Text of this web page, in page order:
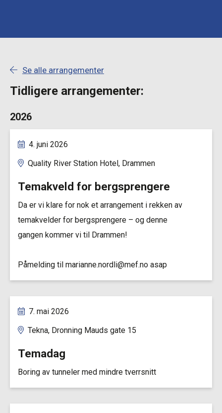
Se alle arrangementer
Tidligere arrangementer:
2026
4. juni 2026
Quality River Station Hotel, Drammen
Temakveld for bergsprengere
Da er vi klare for nok et arrangement i rekken av
temakvelder for bergsprengere – og denne
gangen kommer vi til Drammen!
Påmelding til marianne.nordli@mef.no asap
7. mai 2026
Tekna, Dronning Mauds gate 15
Temadag
Boring av tunneler med mindre tverrsnitt